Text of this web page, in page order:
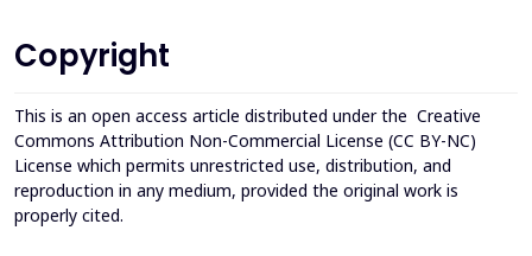
Copyright
This is an open access article distributed under the Creative
Commons Attribution Non-Commercial License (CC BY-NC)
License which permits unrestricted use, distribution, and
reproduction in any medium, provided the original work is
properly cited.